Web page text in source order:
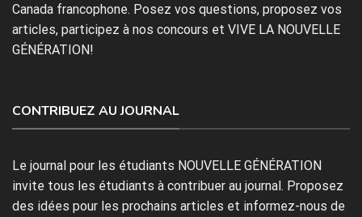
Canada francophone. Posez vos questions, proposez vos
articles, participez à nos concours et VIVE LA NOUVELLE
GÉNÉRATION!
CONTRIBUEZ AU JOURNAL
Le journal pour les étudiants NOUVELLE GÉNÉRATION
invite tous les étudiants à contribuer au journal. Proposez
des idées pour les prochains articles et informez-nous de